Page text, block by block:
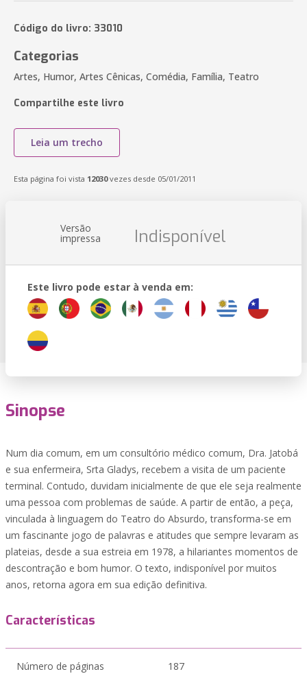
Código do livro: 33010
Categorias
Artes, Humor, Artes Cênicas, Comédia, Família, Teatro
Compartilhe este livro
Leia um trecho
Esta página foi vista 12030vezes desde 05/01/2011
Versão
impressa Indisponível
Este livro pode estar à venda em:
Sinopse
Num dia comum, em um consultório médico comum, Dra. Jatobá
e sua enfermeira, Srta Gladys, recebem a visita de um paciente
terminal. Contudo, duvidam inicialmente de que ele seja realmente
uma pessoa com problemas de saúde. A partir de então, a peça,
vinculada à linguagem do Teatro do Absurdo, transforma-se em
um fascinante jogo de palavras e atitudes que sempre levaram as
plateias, desde a sua estreia em 1978, a hilariantes momentos de
descontração e bom humor. O texto, indisponível por muitos
anos, retorna agora em sua edição definitiva.
Características
Número de páginas 187